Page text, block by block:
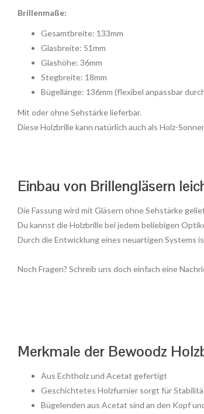
Brillenmaße:
Gesamtbreite: 133mm
Glasbreite: 51mm
Glashöhe: 36mm
Stegbreite: 18mm
Bügellänge: 136mm (flexibel anpassbar
Mit oder ohne Sehstärke lieferbar.
Diese Holzbrille kann natürlich auch als Holz-
Einbau von Brillengläsern
Die Fassung wird mit Gläsern ohne Sehstärke
Du kannst die Holzbrille bei jedem beliebigen
Durch die Entwicklung eines neuartigen Systems
Noch Fragen? Schreib uns doch einfach eine
Merkmale der Bewoodz
Aus Echtholz und Acetat gefertigt
Geschichtetes Holzfurnier sorgt für
Bügelenden aus Acetat sind an den Kopf